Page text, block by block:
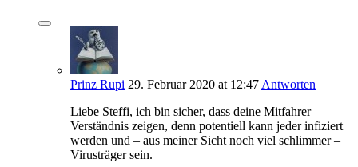
Prinz Rupi 29. Februar 2020 at 12:47Antworten
Liebe Steffi, ich bin sicher, dass deine Mitfahrer
Verständnis zeigen, denn potentiell kann jeder infiziert
werden und – aus meiner Sicht noch viel schlimmer –
Virusträger sein.